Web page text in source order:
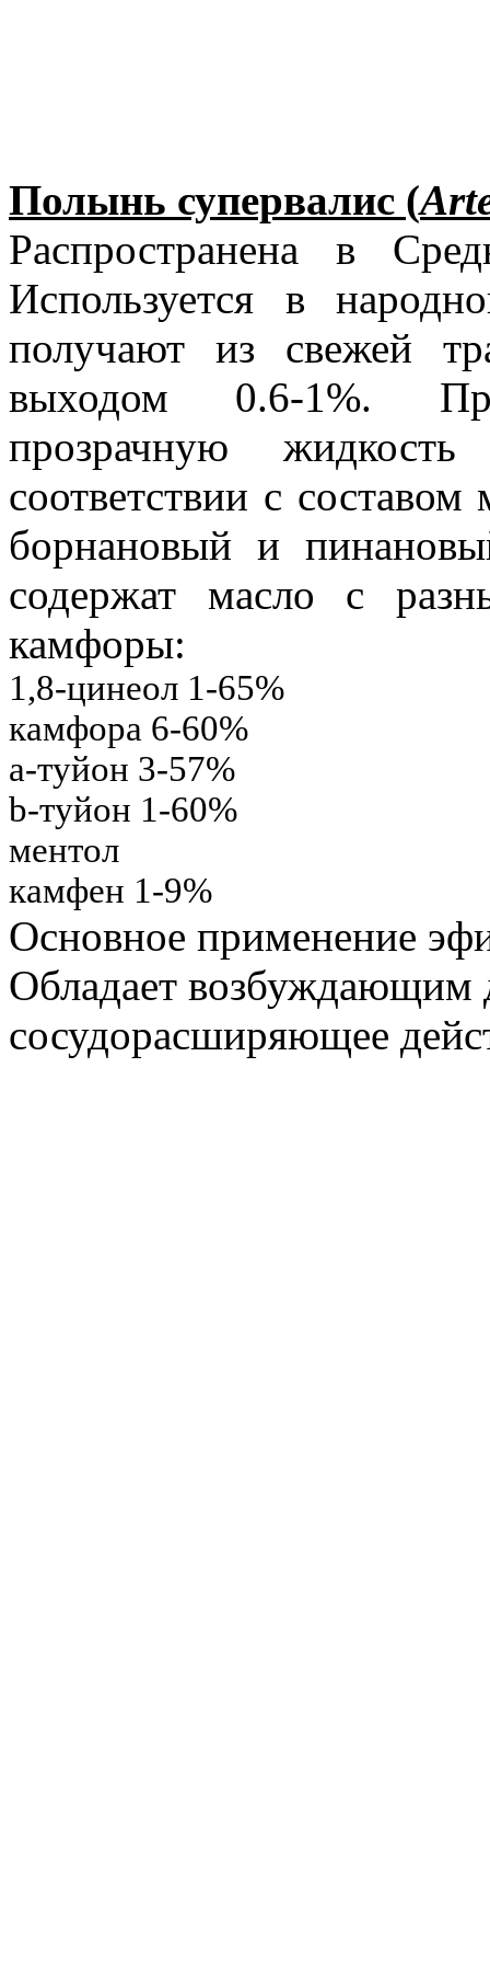
Полынь супервалис (
Распространена в
Используется в
получают из свежей
выходом 0.6-1%.
прозрачную
соответствии с
борнановый и
содержат масло с
камфоры:
1,8-цинеол 1-65%
камфора 6-60%
a-туйон 3-57%
b-туйон 1-60%
ментол
камфен 1-9%
Основное применение
Обладает возбуждающим
сосудорасширяющее